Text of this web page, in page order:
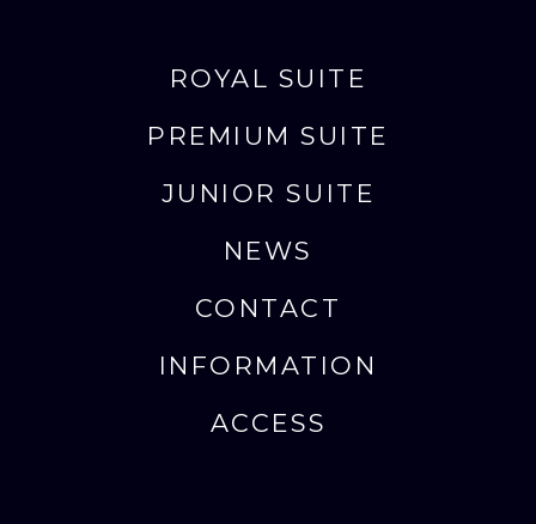
ROYAL SUITE
PREMIUM SUITE
JUNIOR SUITE
NEWS
CONTACT
INFORMATION
ACCESS